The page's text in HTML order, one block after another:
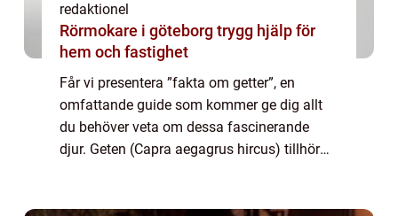
redaktionel
Rörmokare i göteborg trygg hjälp för
hem och fastighet
Får vi presentera ”fakta om getter”, en
omfattande guide som kommer ge dig allt
du behöver veta om dessa fascinerande
djur. Geten (Capra aegagrus hircus) tillhör